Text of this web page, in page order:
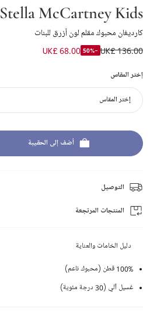
Stella McCartney Kids
كارديغان محبوك مقلم لون أزرق للبنات
UK£ 136.00
-50%
UK£ 68.00
إختر المقاس
إختر المقاس
أضف إلى الحقيبة
التوصيل
المنتجات المرتجعة
دليل الخامات والعناية
100% قطن (محبوك ناعم)
غسيل آلي (30 درجة مئوية)